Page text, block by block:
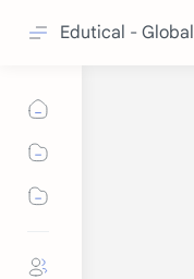
Edutical -